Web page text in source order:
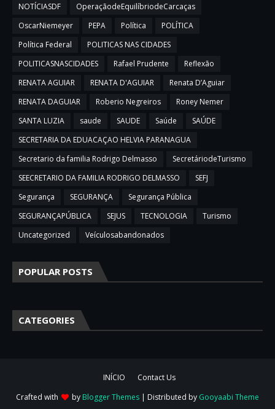
NOTÍCIASDF
OperaçãodeEquilíbriodeCarcaças
OscarNiemeyer
PEPA Política
POLÍTICA
Política Federal
POLITICAS NAS CIDADES
POLITICASNASCIDADES
Rafael Prudente
Reflexão
RENATA AGUIAR
RENATA D'AGUIAR
Renata D’Aguiar
RENATA DAGUIAR
Roberio Negreiros
Roney Nemer
SANTA LUZIA
saude SAUDE Saúde
SAÚDE
SECRETARIA DA EDUACAÇAO HELVIA PARANAGUA
Secretario da familia Rodrigo Delmasso
SecretáriodeTurismo
SEECRETARIO DA FAMILIA RODRIGO DELMASSO
SEFJ
Segurança
SEGURANÇA
Segurança Pública
SEGURANÇAPÚBLICA
SEJUS TECNOLOGIA
Turismo
Uncategorized
Veículosabandonados
POPULAR POSTS
CATEGORIES
INÍCIO
Contact Us
Crafted with
by Blogger Themes | Distributed by Gooyaabi Theme